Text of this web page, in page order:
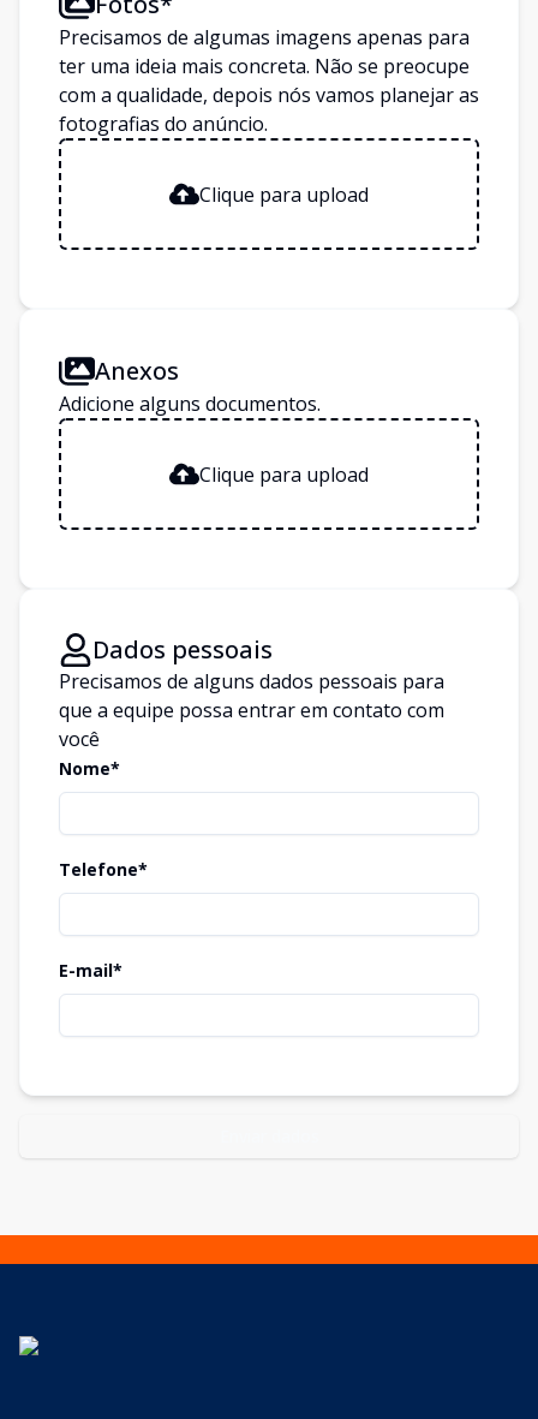
Precisamos de algumas imagens apenas para
ter uma ideia mais concreta. Não se preocupe
com a qualidade, depois nós vamos planejar as
fotografias do anúncio.
Clique para upload
Anexos
Adicione alguns documentos.
Clique para upload
Dados pessoais
Precisamos de alguns dados pessoais para
que a equipe possa entrar em contato com
você
Nome*
Telefone*
E-mail*